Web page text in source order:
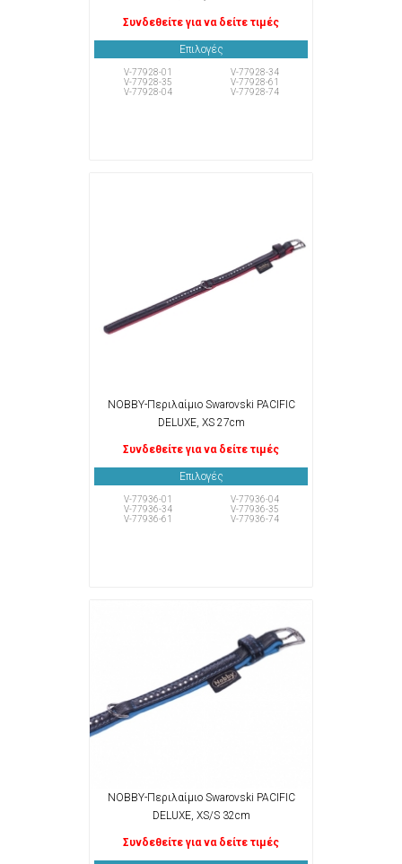
Συνδεθείτε για να δείτε τιμές
Επιλογές
V-77928-01
V-77928-34
V-77928-35
V-77928-61
V-77928-04
V-77928-74
NOBBY-Περιλαίμιο Swarovski PACIFIC
DELUXE, XS 27cm
Συνδεθείτε για να δείτε τιμές
Επιλογές
V-77936-01
V-77936-04
V-77936-34
V-77936-35
V-77936-61
V-77936-74
NOBBY-Περιλαίμιο Swarovski PACIFIC
DELUXE, XS/S 32cm
Συνδεθείτε για να δείτε τιμές